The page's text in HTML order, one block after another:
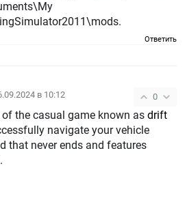
Ответить
0
в 10:12
the casual game known as drift
navigate your vehicle
that never ends and features